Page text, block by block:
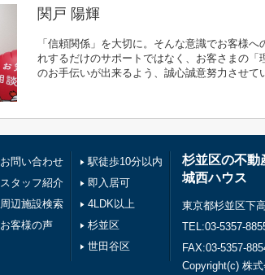
関戸 陽輝
「信頼関係」を大切に。そんな意識でお客様
れするだけのサポートではなく、お客さまの
のお手伝いが出来るよう、誠心誠意努力させて
お問い合わせ
スタッフ紹介
周辺施設検索
お客様の声
駅徒歩10分以内
即入居可
4LDK以上
杉並区
世田谷区
杉並区の不動
城西ハウス
東京都杉並区下
TEL:03-5357-
FAX:03-5357-
Copyright(c) 株